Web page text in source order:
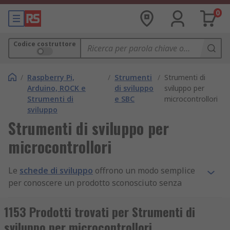
0
Codice costruttore
/ Raspberry Pi,
Arduino, ROCK e
Strumenti di
sviluppo
/ Strumenti
di sviluppo
e SBC
/ Strumenti di
sviluppo per
microcontrollori
Strumenti di sviluppo per
microcontrollori
Le schede di sviluppo offrono un modo semplice
per conoscere un prodotto sconosciuto senza
(PCB) personalizzata. I kit di sviluppo processori
sono schede e componenti comuni utilizzati per
1153 Prodotti trovati per Strumenti di